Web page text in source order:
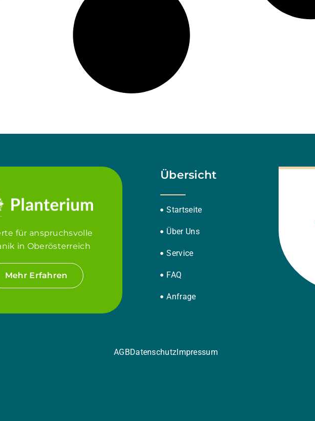
für anspruchsvolle
in Oberösterreich
Mehr Erfahren
Übersicht
Startseite
Über Uns
Service
FAQ
Anfrage
AGBDatenschutzImpressum